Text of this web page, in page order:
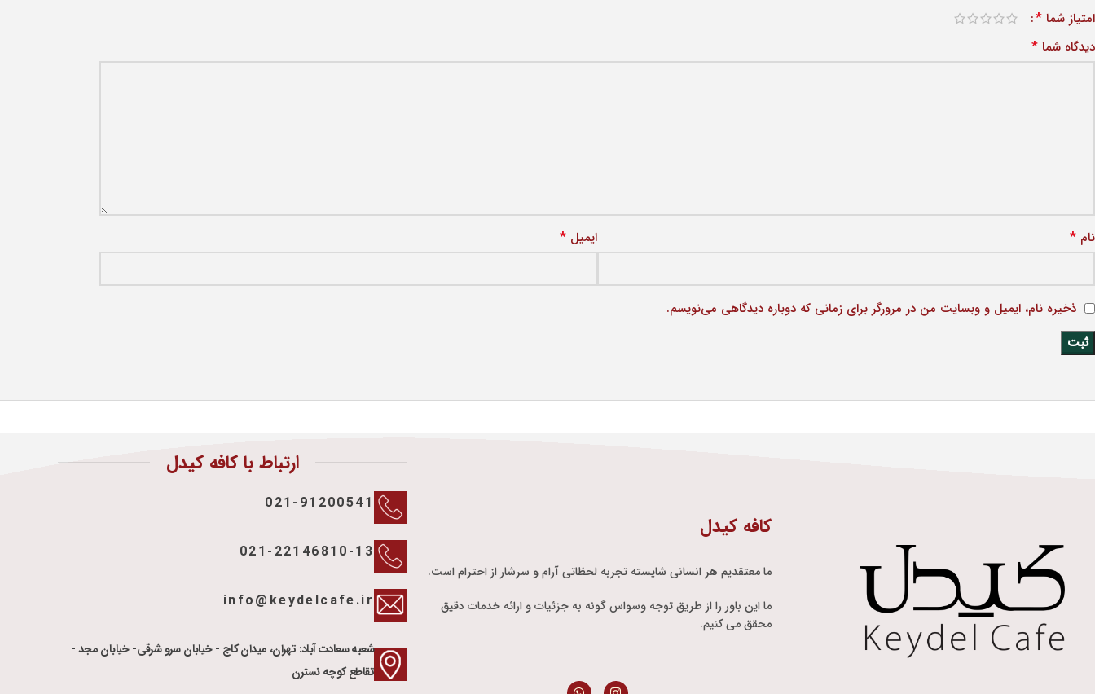
امتیاز شما *
دیدگاه شما *
نام * ایمیل *
ذخیره نام، ایمیل و وبسایت من در مرورگر برای زمانی که دوباره دیدگاهی می‌نویسم.
کافه کیدل
ما معتقدیم هر انسانی شایسته تجربه لحظاتی آرام و سرشار از احترام است.
ما این باور را از طریق توجه وسواس گونه به جزئیات و ارائه خدمات دقیق
محقق می کنیم.
ارتباط با کافه کیدل
021-91200541
021-22146810-13
info@keydelcafe.ir
شعبه سعادت آباد: تهران، میدان کاج - خیابان سرو شرقی- خیابان مجد -
تقاطع کوچه نسترن